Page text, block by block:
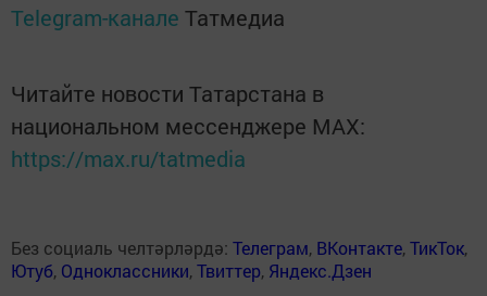
Telegram-канале Татмедиа
Читайте новости Татарстана в
национальном мессенджере MАХ:
https://max.ru/tatmedia
Без социаль челтәрләрдә: Телеграм, ВКонтакте,ТикТок,
Ютуб, Одноклассники,Твиттер, Яндекс.Дзен